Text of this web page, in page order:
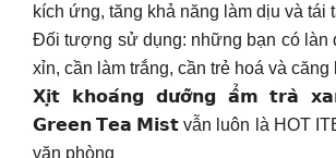
kích ứng, tăng khả năng làm dịu và tái
Đối tượng sử dụng: những bạn có làn
xỉn, cần làm trắng, cần trẻ hoá và căng
𝗫𝗶̣𝘁 𝗸𝗵𝗼𝗮́𝗻𝗴 𝗱𝘂̛𝗼̛̃𝗻𝗴 𝗮̂̉𝗺 𝘁𝗿𝗮̀
𝗚𝗿𝗲𝗲𝗻 𝗧𝗲𝗮 𝗠𝗶𝘀𝘁 vẫn luôn là HOT
văn phòng